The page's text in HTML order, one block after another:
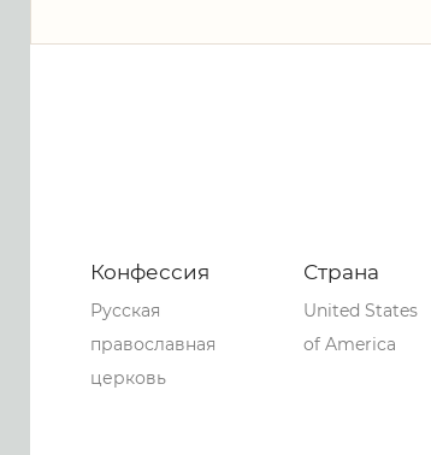
Конфессия
Русская
православная
церковь
Страна
United States
of America